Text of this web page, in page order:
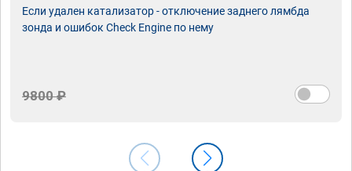
Если удален катализатор - отключение заднего лямбда
зонда и ошибок Check Engine по нему
9800 ₽